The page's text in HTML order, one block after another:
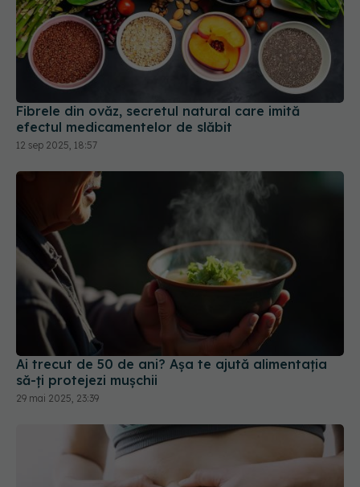
Fibrele din ovăz, secretul natural care imită
efectul medicamentelor de slăbit
12 sep 2025, 18:57
Ai trecut de 50 de ani? Așa te ajută alimentația
să-ți protejezi mușchii
29 mai 2025, 23:39